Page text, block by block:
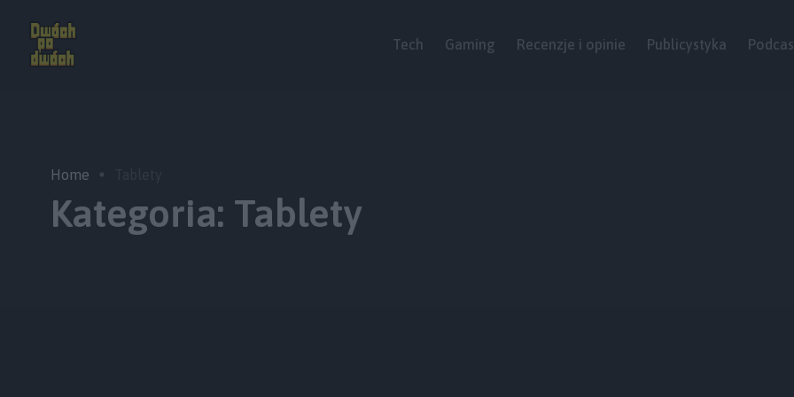
Tech Gaming Recenzje i opinie Publicystyka
Home
Kategoria: Tablety